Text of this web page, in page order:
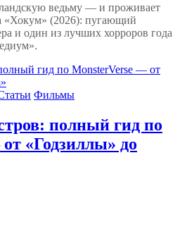
ведьму — и проживает
«Хокум» (2026): пугающий
и один из лучших хорроров года
Фильмы
полный гид по
«Годзиллы» до